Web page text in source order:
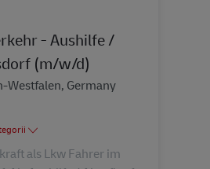
- Aushilfe /
(m/w/d)
Westfalen, Germany
als Lkw Fahrer im